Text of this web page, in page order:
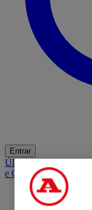
Entrar
ÚltimasMercado
e Cabelo